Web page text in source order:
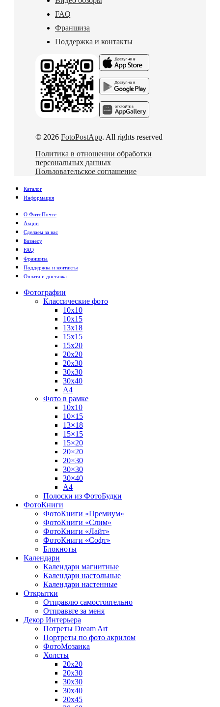
FAQ
Франшиза
Поддержка и контакты
© 2026 FotoPostApp. All rights reserved
Политика в отношении обработки
персональных данных
Пользовательское соглашение
Каталог
Информация
О ФотоПочте
Акции
Сделаем за вас
Бизнесу
FAQ
Франшиза
Поддержка и контакты
Оплата и доставка
Фотографии
Классические фото
10х10
10х15
13х18
15х15
15х20
20х20
20х30
30х30
30х40
А4
Фото в рамке
10х10
10×15
13×18
15×15
15×20
20×20
20×30
30×30
30×40
A4
Полоски из ФотоБудки
ФотоКниги
ФотоКниги «Премиум»
ФотоКниги «Слим»
ФотоКниги «Лайт»
ФотоКниги «Софт»
Блокноты
Календари
Календари магнитные
Календари настольные
Календари настенные
Открытки
Отправлю самостоятельно
Отправьте за меня
Декор Интерьера
Потреты Dream Art
Портреты по фото акрилом
ФотоМозаика
Холсты
20х20
20х30
30х30
30х40
20х45